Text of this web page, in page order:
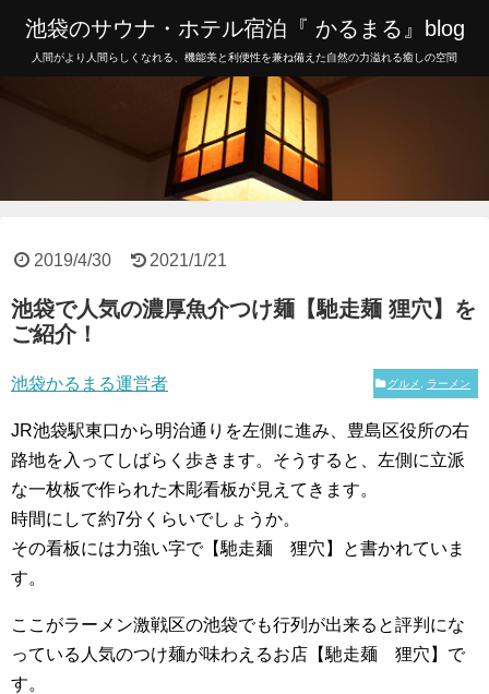
池袋のサウナ・ホテル宿泊『 かるまる』blog
人間がより人間らしくなれる、機能美と利便性を兼ね備えた自然の力溢れる癒しの空間
2019/4/30 2021/1/21
池袋で人気の濃厚魚介つけ麺【馳走麺 狸穴】を
ご紹介！
池袋かるまる運営者 グルメ ラーメン
JR池袋駅東口から明治通りを左側に進み、豊島区役所の右
路地を入ってしばらく歩きます。 そうすると、左側に立派
な一枚板で作られた木彫看板が見えてきます。
時間にして約7分くらいでしょうか。
その看板には力強い字で【馳走麺 狸穴】と書かれていま
す。
ここがラーメン激戦区の池袋でも行列が出来ると評判にな
っている人気のつけ麺が味わえるお店【馳走麺 狸穴】で
す。